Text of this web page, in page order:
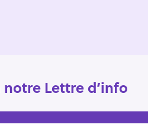
Lettre d’info